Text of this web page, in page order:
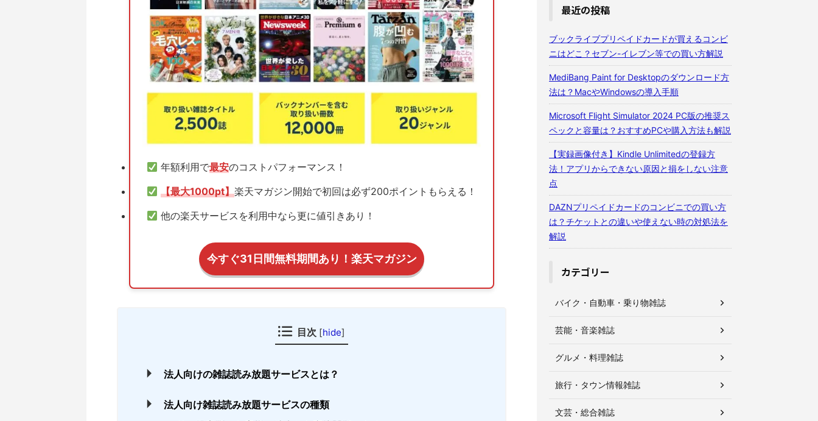
年額利用で最安のコストパフォーマンス！
【最大1000pt】楽天マガジン開始で初回は必ず200ポイントもらえる！
他の楽天サービスを利用中なら更に値引きあり！
今すぐ31日間無料期間あり！楽天マガジン
目次 [hide]
法人向けの雑誌読み放題サービスとは？
法人向け雑誌読み放題サービスの種類
最近の投稿
ブックライブプリペイドカードが買えるコンビ
ニはどこ？セブン-イレブン等での買い方解説
MediBang Paint for Desktopのダウンロード方
法は？MacやWindowsの導入手順
Microsoft Flight Simulator 2024 PC版の推奨ス
ペックと容量は？おすすめPCや購入方法も解説
【実録画像付き】Kindle Unlimitedの登録方
法！アプリからできない原因と損をしない注意
点
DAZNプリペイドカードのコンビニでの買い方
は？チケットとの違いや使えない時の対処法を
解説
カテゴリー
バイク・自動車・乗り物雑誌
芸能・音楽雑誌
グルメ・料理雑誌
旅行・タウン情報雑誌
文芸・総合雑誌